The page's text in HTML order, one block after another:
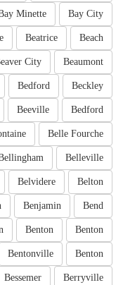
Bay City
Minette
Beach
Beatrice
Beaumont
City
Beckley
Bedford
Bedford
Beeville
Belle Fourche
Belleville
Belton
Belvidere
Bend
Benjamin
Benton
Benton
Benton
Bentonville
Berryville
Bessemer